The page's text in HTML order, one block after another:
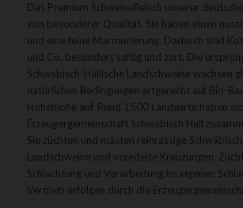
Das Premium Schweinefleisch unserer
von besonderer Qualität. Sie haben einen
und eine feine Marmorierung. Dadurch sind
und Co. besonders saftig und zart. Die
Schwäbisch-Hällische Landschweine wachsen
natürlichen Bedingungen artgerecht auf Bio-
Hohenlohe auf. Rund 1500 Landwirte haben
Erzeugergemeinschaft Schwäbisch Hall
Sie züchten und mästen reinrassige
Landschweine und veredelte Kreuzungen.
Schlachtung und Verarbeitung im eigenen
Vertrieb erfolgen durch die